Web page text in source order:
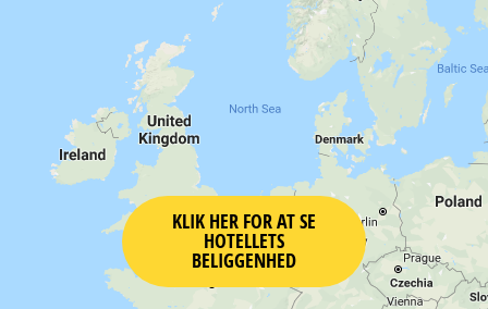
KLIK HER FOR AT SE
HOTELLETS
BELIGGENHED